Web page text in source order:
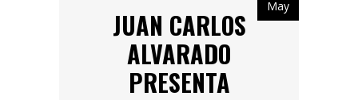
May
JUAN CARLOS
ALVARADO
PRESENTA